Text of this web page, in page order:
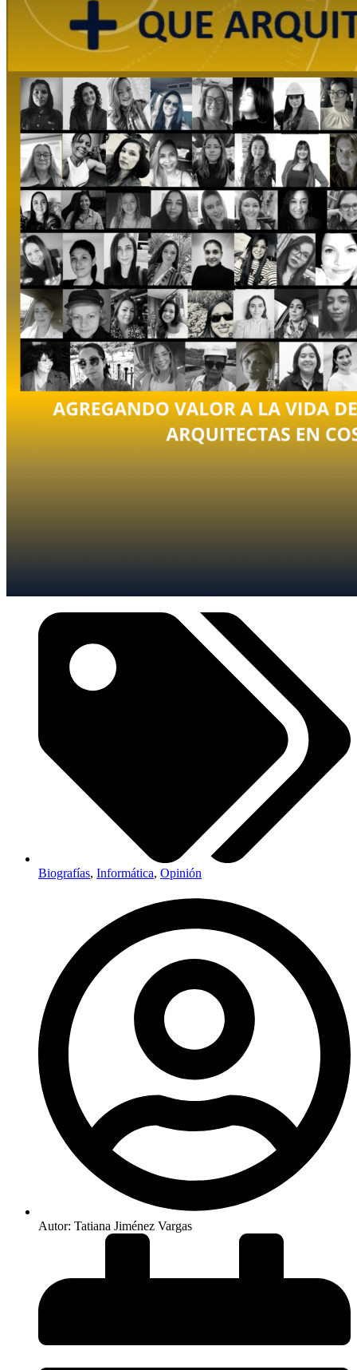
Biografías, Informática, Opinión
Autor: Tatiana Jiménez Vargas